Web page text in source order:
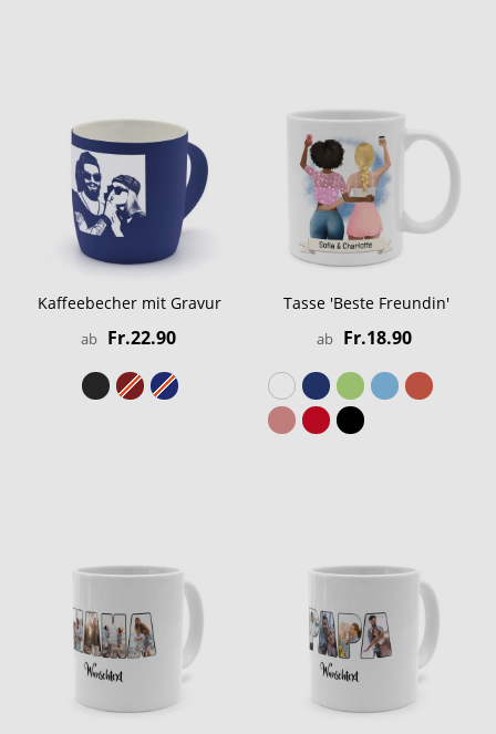
Kaffeebecher mit Gravur
ab Fr.22.90
Tasse 'Beste Freundin'
ab Fr.18.90